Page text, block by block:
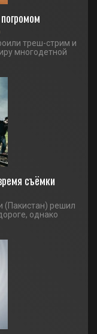
треш-стрим и
многодетной
съёмки
(Пакистан) решил
однако